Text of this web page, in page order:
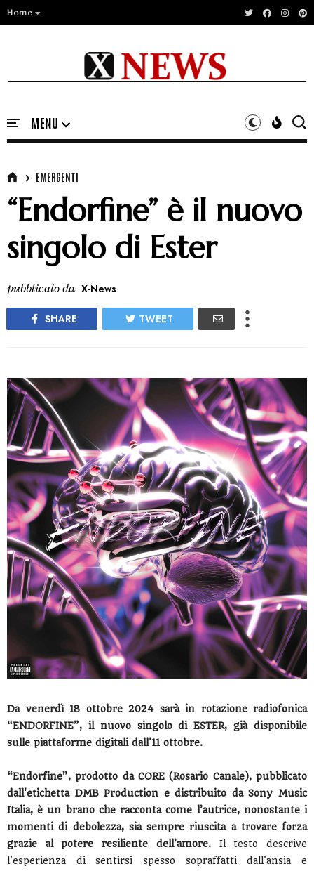
Home
EMERGENTI
“Endorfine” è il nuovo
singolo di Ester
pubblicato da X-News
SHARE TWEET
Da venerdì 18 ottobre 2024 sarà in rotazione radiofonica
“ENDORFINE”, il nuovo singolo di ESTER, già disponibile
sulle piattaforme digitali dall'11 ottobre.
“Endorfine”, prodotto da CORE (Rosario Canale), pubblicato
dall'etichetta DMB Production e distribuito da Sony Music
Italia, è un brano che racconta come l’autrice, nonostante i
momenti di debolezza, sia sempre riuscita a trovare forza
grazie al potere resiliente dell’amore.Il testo descrive
l'esperienza di sentirsi spesso sopraffatti dall'ansia e